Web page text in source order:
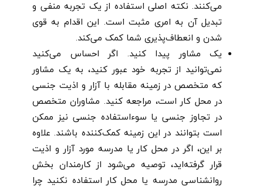
می‌کنند. نکته اصلی استفاده از یک تجربه منفی و
تبدیل آن به امری مثبت است. این اقدام به قوی
شدن و انعطاف‌پذیری شما کمک می‌کند.
یک مشاور پیدا کنید. اگر احساس می‌کنید
نمی‌توانید از تجربه خود عبور کنید، به یک مشاور
که متخصص در زمینه مقابله با آزار و اذیت جنسی
در محل کار است، مراجعه کنید. مشاوران متخصص
در تجاوز جنسی یا سوءاستفاده جنسی نیز ممکن
است بتوانند در این زمینه کمک‌کننده باشند. علاوه
بر این، اگر در محل کار یا مدرسه مورد آزار و اذیت
قرار گرفته‌اید، توصیه می‌شود از کارمندان بخش
روانشناسی مدرسه یا محل کار استفاده نکنید چرا